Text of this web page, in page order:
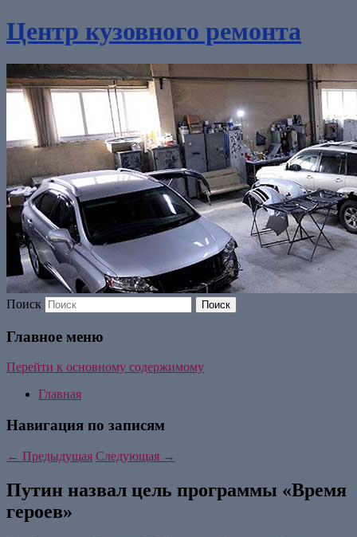
Центр кузовного ремонта
Поиск
Главное меню
Перейти к основному содержимому
Главная
Навигация по записям
← Предыдущая Следующая →
Путин назвал цель программы «Время
героев»